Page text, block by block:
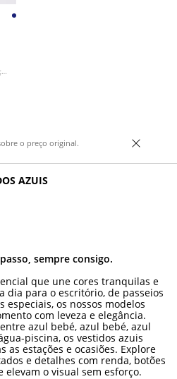
o preço original.
AZUIS
sempre consigo.
que une cores tranquilas e
dia para o escritório, de passeios
especiais, os nossos modelos
com leveza e elegância.
azul bebé, azul bebé, azul
piscina, os vestidos azuis
as estações e ocasiões. Explore
e detalhes com renda, botões
elevam o visual sem esforço.